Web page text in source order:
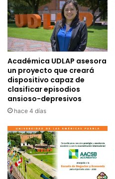
Académica UDLAP asesora
un proyecto que creará
dispositivo capaz de
clasificar episodios
ansioso-depresivos
hace 4 días